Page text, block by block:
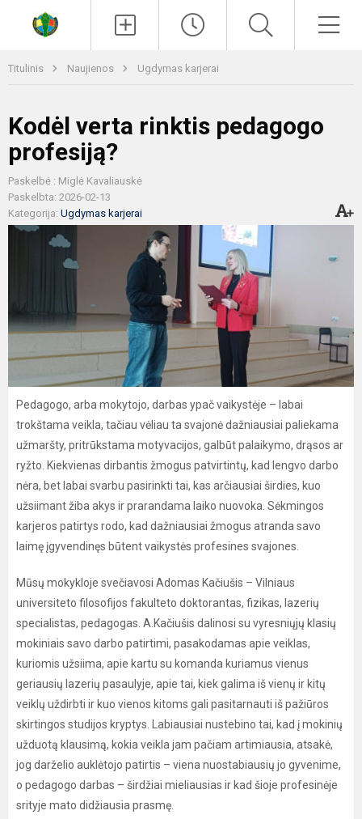
Titulinis Naujienos Ugdymas karjerai
Kodėl verta rinktis pedagogo
profesiją?
Paskelbė : Miglė Kavaliauskė
Paskelbta: 2026-02-13
Kategorija: Ugdymas karjerai
Pedagogo, arba mokytojo, darbas ypač vaikystėje – labai
trokštama veikla, tačiau vėliau ta svajonė dažniausiai paliekama
užmaršty, pritrūkstama motyvacijos, galbūt palaikymo, drąsos ar
ryžto. Kiekvienas dirbantis žmogus patvirtintų, kad lengvo darbo
nėra, bet labai svarbu pasirinkti tai, kas arčiausiai širdies, kuo
užsiimant žiba akys ir prarandama laiko nuovoka. Sėkmingos
karjeros patirtys rodo, kad dažniausiai žmogus atranda savo
laimę įgyvendinęs būtent vaikystės profesines svajones.
Mūsų mokykloje svečiavosi Adomas Kačiušis – Vilniaus
universiteto filosofijos fakulteto doktorantas, fizikas, lazerių
specialistas, pedagogas. A.Kačiušis dalinosi su vyresniųjų klasių
mokiniais savo darbo patirtimi, pasakodamas apie veiklas,
kuriomis užsiima, apie kartu su komanda kuriamus vienus
geriausių lazerių pasaulyje, apie tai, kiek galima iš vienų ir kitų
veiklų uždirbti ir kuo vienos kitoms gali pasitarnauti iš pažiūros
skirtingos studijos kryptys. Labiausiai nustebino tai, kad į mokinių
užduotą klausimą, kokia veikla jam pačiam artimiausia, atsakė,
jog darželio auklėtojo patirtis – viena nuostabiausių jo gyvenime,
o pedagogo darbas – širdžiai mieliausias ir kad šioje profesinėje
srityje mato didžiausia prasmę.